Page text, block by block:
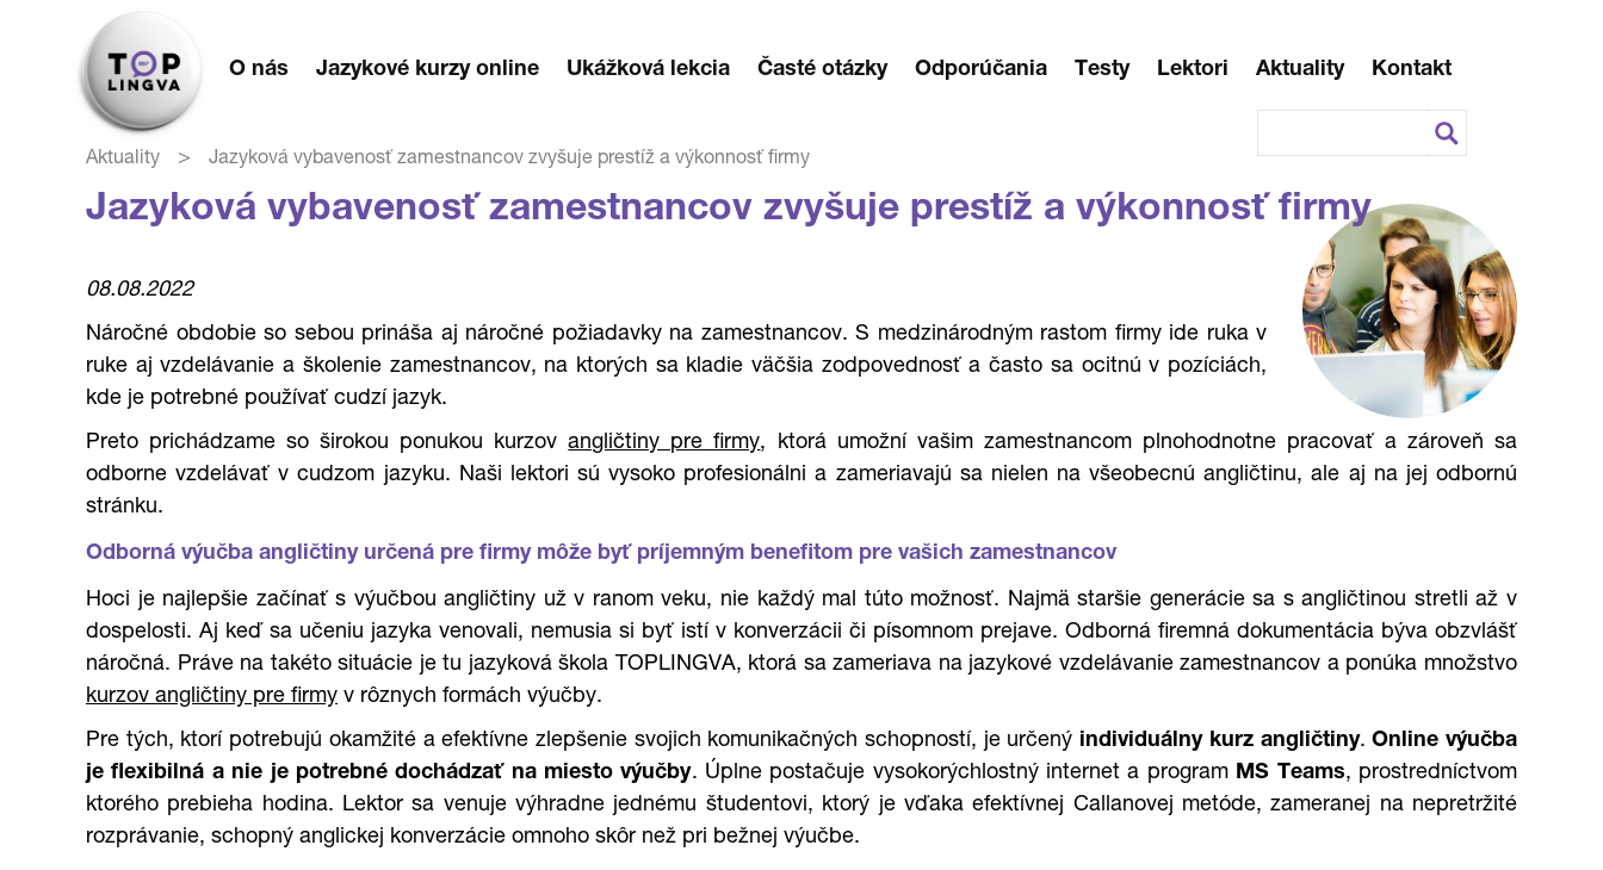
O nás Jazykové kurzy online Ukážková lekcia Časté otázky Odporúčania Testy Lektori Aktuality Kontakt
Aktuality > Jazyková vybavenosť zamestnancov zvyšuje prestíž a výkonnosť firmy
Jazyková vybavenosť zamestnancov zvyšuje prestíž a výkonnosť firmy
08.08.2022
Náročné obdobie so sebou prináša aj náročné požiadavky na zamestnancov. S medzinárodným rastom firmy ide ruka v
ruke aj vzdelávanie a školenie zamestnancov, na ktorých sa kladie väčšia zodpovednosť a často sa ocitnú v pozíciách,
kde je potrebné používať cudzí jazyk.
Preto prichádzame so širokou ponukou kurzovangličtiny pre firmy, ktorá umožní vašim zamestnancom plnohodnotne pracovať a zároveň sa
odborne vzdelávať v cudzom jazyku. Naši lektori sú vysoko profesionálni a zameriavajú sa nielen na všeobecnú angličtinu, ale aj na jej odbornú
stránku.
Odborná výučba angličtiny určená pre firmy môže byť príjemným benefitom pre vašich zamestnancov
Hoci je najlepšie začínať s výučbou angličtiny už v ranom veku, nie každý mal túto možnosť. Najmä staršie generácie sa s angličtinou stretli až v
dospelosti. Aj keď sa učeniu jazyka venovali, nemusia si byť istí v konverzácii či písomnom prejave. Odborná firemná dokumentácia býva obzvlášť
náročná. Práve na takéto situácie je tu jazyková škola TOPLINGVA, ktorá sa zameriava na jazykové vzdelávanie zamestnancov a ponúka množstvo
kurzov angličtiny pre firmy v rôznych formách výučby.
Pre tých, ktorí potrebujú okamžité a efektívne zlepšenie svojich komunikačných schopností, je určený individuálny kurz angličtiny.Online výučba
je flexibilná a nie je potrebné dochádzať na miesto výučby. Úplne postačuje vysokorýchlostný internet a programMS Teams, prostredníctvom
ktorého prebieha hodina. Lektor sa venuje výhradne jednému študentovi, ktorý je vďaka efektívnej Callanovej metóde, zameranej na nepretržité
rozprávanie, schopný anglickej konverzácie omnoho skôr než pri bežnej výučbe.